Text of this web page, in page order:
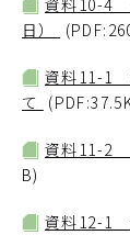
資料10-4
日）
資料11-1
て
資料11-2
B)
資料12-1